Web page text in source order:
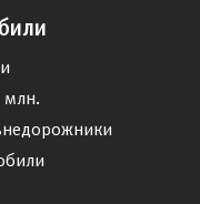
млн.